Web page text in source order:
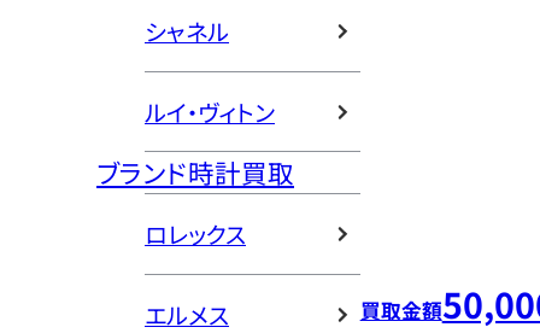
シャネル
ルイ・ヴィトン
ブランド時計買取
ロレックス
エルメス 買取金額